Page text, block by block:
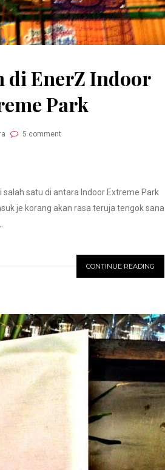
di EnerZ Indoor
Park
5 comment
salah satu di antara Indoor Extreme Park
je korang akan rasa teruja tengok sana
CONTINUE READING